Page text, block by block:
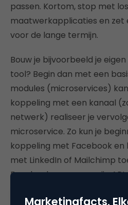
passen. Kortom, stop met
maatwerkapplicaties en zet
voor de lange termijn.
Bouw je bijvoorbeeld je
tool? Begin dan met een
modules (microservices)
koppeling met een kanaal
netwerk) realiseer je
microservice. Zo kun je
koppeling met Facebook
met LinkedIn of Mailchimp
Facebook weer eens zijn
koppeling te updaten.
Marketingfacts.